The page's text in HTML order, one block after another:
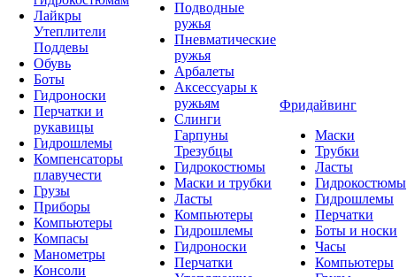
Лайкры
Утеплители
Поддевы
Обувь
Боты
Гидроноски
Перчатки и
рукавицы
Гидрошлемы
Компенсаторы
плавучести
Грузы
Приборы
Компьютеры
Компасы
Манометры
Консоли
Подводные
ружья
Пневматические
ружья
Арбалеты
Аксессуары к
ружьям
Слинги
Гарпуны
Трезубцы
Гидрокостюмы
Маски и трубки
Ласты
Компьютеры
Гидрошлемы
Гидроноски
Перчатки
Фридайвинг
Маски
Трубки
Ласты
Гидрокостюмы
Гидрошлемы
Перчатки
Боты и носки
Часы
Компьютеры